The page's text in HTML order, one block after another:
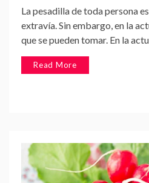
La pesadilla de toda persona
extravía. Sin embargo, en la
que se pueden tomar. En la
Read More